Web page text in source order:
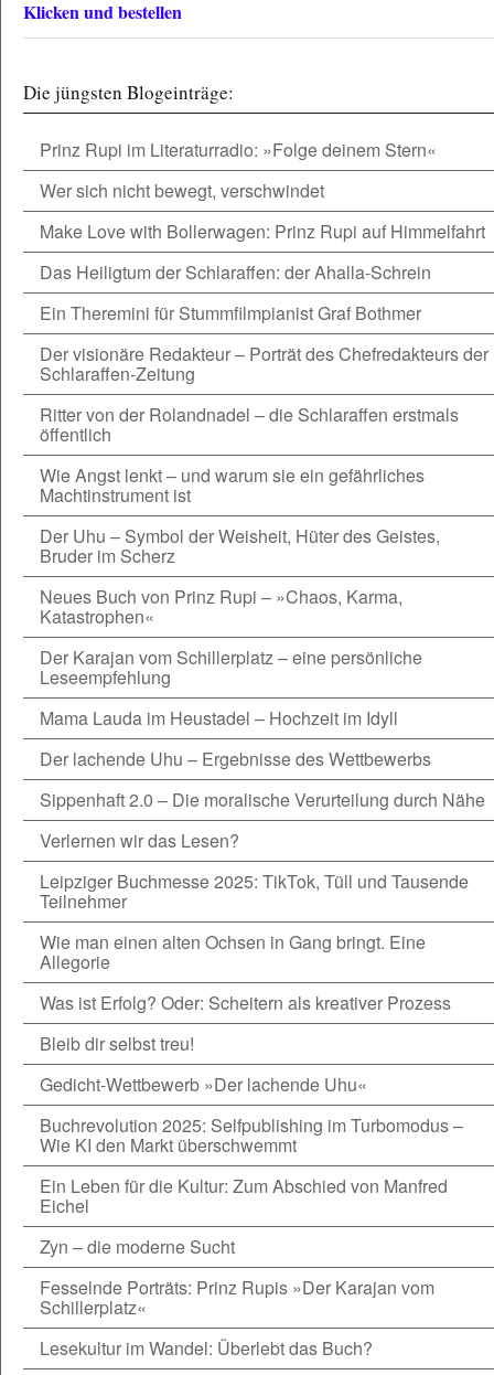
Klicken und bestellen
Die jüngsten Blogeinträge:
Prinz Rupi im Literaturradio: »Folge deinem Stern«
Wer sich nicht bewegt, verschwindet
Make Love with Bollerwagen: Prinz Rupi auf Himmelfahrt
Das Heiligtum der Schlaraffen: der Ahalla-Schrein
Ein Theremini für Stummfilmpianist Graf Bothmer
Der visionäre Redakteur – Porträt des Chefredakteurs der
Schlaraffen-Zeitung
Ritter von der Rolandnadel – die Schlaraffen erstmals
öffentlich
Wie Angst lenkt – und warum sie ein gefährliches
Machtinstrument ist
Der Uhu – Symbol der Weisheit, Hüter des Geistes,
Bruder im Scherz
Neues Buch von Prinz Rupi – »Chaos, Karma,
Katastrophen«
Der Karajan vom Schillerplatz – eine persönliche
Leseempfehlung
Mama Lauda im Heustadel – Hochzeit im Idyll
Der lachende Uhu – Ergebnisse des Wettbewerbs
Sippenhaft 2.0 – Die moralische Verurteilung durch Nähe
Verlernen wir das Lesen?
Leipziger Buchmesse 2025: TikTok, Tüll und Tausende
Teilnehmer
Wie man einen alten Ochsen in Gang bringt. Eine
Allegorie
Was ist Erfolg? Oder: Scheitern als kreativer Prozess
Bleib dir selbst treu!
Gedicht-Wettbewerb »Der lachende Uhu«
Buchrevolution 2025: Selfpublishing im Turbomodus –
Wie KI den Markt überschwemmt
Ein Leben für die Kultur: Zum Abschied von Manfred
Eichel
Zyn – die moderne Sucht
Fesselnde Porträts: Prinz Rupis »Der Karajan vom
Schillerplatz«
Lesekultur im Wandel: Überlebt das Buch?